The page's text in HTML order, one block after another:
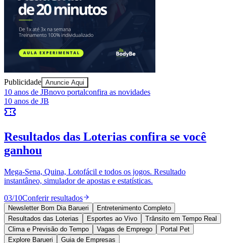
Bragantino
Publicidade Anuncie Aqui